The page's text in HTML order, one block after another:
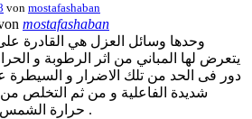
von mostafashaban
mostafashaban
وحدها وسائل العزل هي القادرة
يتعرض لها المباني من اثر الرطوبة و
دور فى الحد من تلك الاضرار و السيطرة
شديدة الفاعلية و من ثم التخلص
حرارة الشمس و كذلك التسربات المائية .